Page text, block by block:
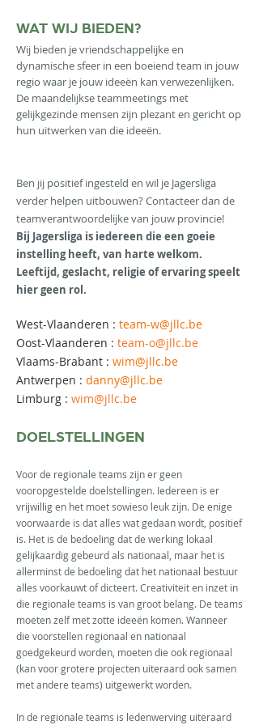
WAT WIJ BIEDEN?
Wij bieden je vriendschappelijke en
dynamische sfeer in een boeiend team in jouw
regio waar je jouw ideeën kan verwezenlijken.
De maandelijkse teammeetings met
gelijkgezinde mensen zijn plezant en gericht op
hun uitwerken van die ideeën.
Ben jij positief ingesteld en wil je Jagersliga
verder helpen uitbouwen? Contacteer dan de
teamverantwoordelijke van jouw provincie!
Bij Jagersliga is iedereen die een goeie
instelling heeft, van harte welkom.
Leeftijd, geslacht, religie of ervaring speelt
hier geen rol.
West-Vlaanderen : team-w@jllc.be
Oost-Vlaanderen : team-o@jllc.be
Vlaams-Brabant : wim@jllc.be
Antwerpen : danny@jllc.be
Limburg : wim@jllc.be
DOELSTELLINGEN
Voor de regionale teams zijn er geen
vooropgestelde doelstellingen. Iedereen is er
vrijwillig en het moet sowieso leuk zijn. De enige
voorwaarde is dat alles wat gedaan wordt, positief
is. Het is de bedoeling dat de werking lokaal
gelijkaardig gebeurd als nationaal, maar het is
allerminst de bedoeling dat het nationaal bestuur
alles voorkauwt of dicteert. Creativiteit en inzet in
die regionale teams is van groot belang. De teams
moeten zelf met zotte ideeën komen. Wanneer
die voorstellen regionaal en nationaal
goedgekeurd worden, moeten die ook regionaal
(kan voor grotere projecten uiteraard ook samen
met andere teams) uitgewerkt worden.
In de regionale teams is ledenwerving uiteraard